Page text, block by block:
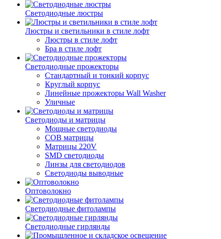
Светодиодные люстры
Люстры и светильники в стиле лофт
Люстры в стиле лофт
Бра в стиле лофт
Светодиодные прожекторы
Стандартный и тонкий корпус
Круглый корпус
Линейные прожекторы Wall Washer
Уличные
Светодиоды и матрицы
Мощные светодиоды
COB матрицы
Матрицы 220V
SMD светодиоды
Линзы для светодиодов
Светодиоды выводные
Оптоволокно
Светодиодные фитолампы
Светодиодные гирлянды